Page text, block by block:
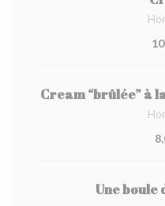
Cream “brûlée” à
Une boule